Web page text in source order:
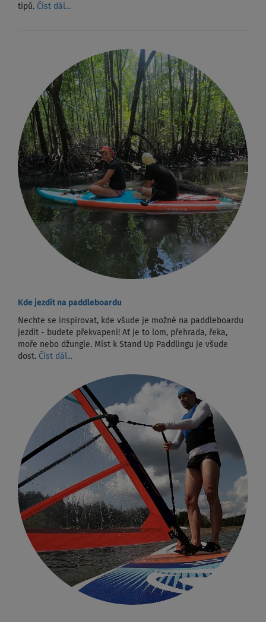
tipů. Číst dál...
Kde jezdit na paddleboardu
Nechte se inspirovat, kde všude je možné na paddleboardu
jezdit - budete překvapeni! Ať je to lom, přehrada, řeka,
moře nebo džungle. Míst k Stand Up Paddlingu je všude
dost. Číst dál...